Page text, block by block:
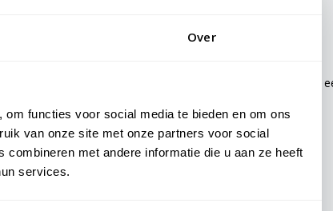
Over
functies voor social media te bieden en om ons
van onze site met onze partners voor social
met andere informatie die u aan ze heeft
services.
van clips.
worden met de grootst mogelijke zorg gemaakt en hebben
maanden.